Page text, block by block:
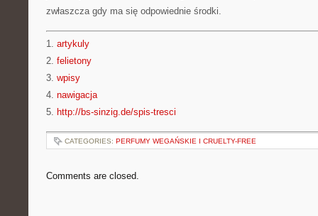
zwłaszcza gdy ma się odpowiednie środki.
1. artykuly
2. felietony
3. wpisy
4. nawigacja
5. http://bs-sinzig.de/spis-tresci
CATEGORIES: PERFUMY WEGAŃSKIE I CRUELTY-FREE
Comments are closed.